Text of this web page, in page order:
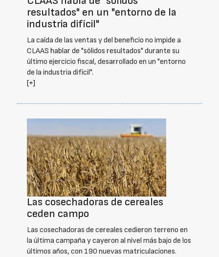
resultados" en un "entorno de la
industria difícil"
La caída de las ventas y del beneficio no impide a
CLAAS hablar de "sólidos resultados" durante su
último ejercicio fiscal, desarrollado en un "entorno
de la industria difícil".
[+]
Las cosechadoras de cereales
ceden campo
Las cosechadoras de cereales cedieron terreno en
la última campaña y cayeron al nivel más bajo de los
últimos años, con 190 nuevas matriculaciones.